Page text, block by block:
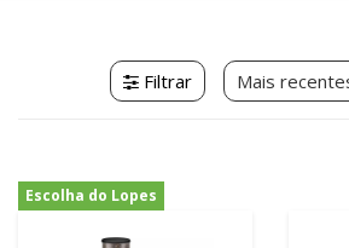
Filtrar
Escolha do Lopes
-21%